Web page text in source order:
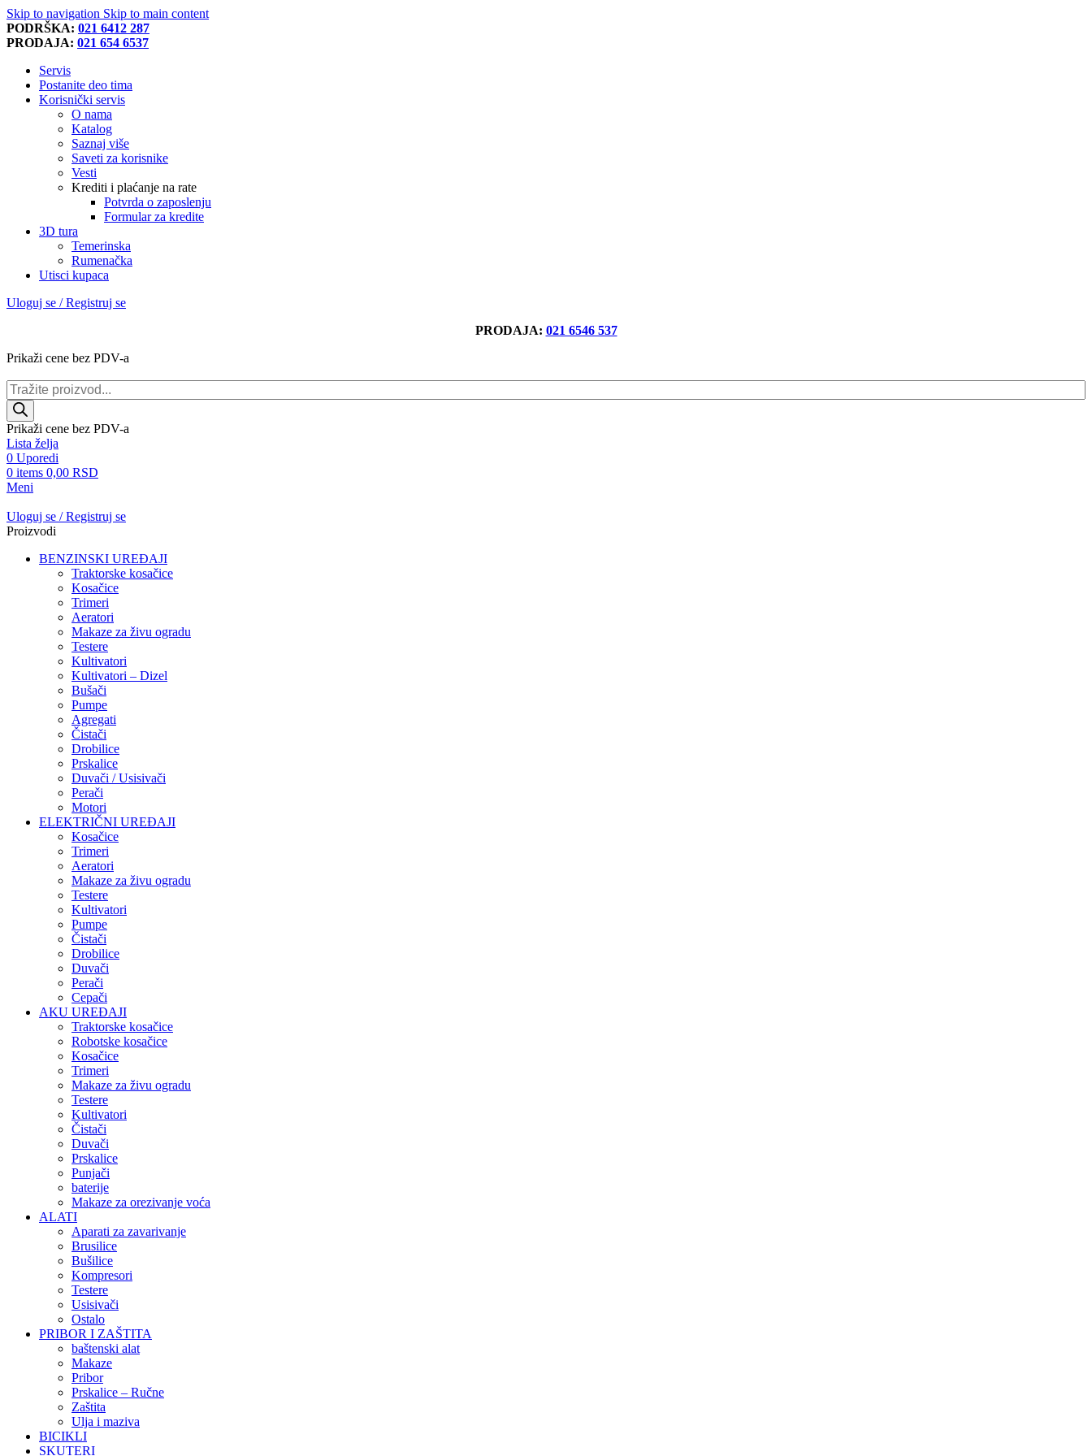
Skip to navigation Skip to main content
PODRŠKA: 021 6412 287
PRODAJA: 021 654 6537
Servis
Postanite deo tima
Korisnički servis
O nama
Katalog
Saznaj više
Saveti za korisnike
Vesti
Krediti i plaćanje na rate
Potvrda o zaposlenju
Formular za kredite
3D tura
Temerinska
Rumenačka
Utisci kupaca
Uloguj se / Registruj se
PRODAJA: 021 6546 537
Prikaži cene bez PDV-a
Products
search
Prikaži cene bez PDV-a
Lista želja
0 Uporedi
0 items 0,00 RSD
Meni
Uloguj se / Registruj se
Proizvodi
BENZINSKI UREĐAJI
Traktorske kosačice
Kosačice
Trimeri
Aeratori
Makaze za živu ogradu
Testere
Kultivatori
Kultivatori – Dizel
Bušači
Pumpe
Agregati
Čistači
Drobilice
Prskalice
Duvači / Usisivači
Perači
Motori
ELEKTRIČNI UREĐAJI
Kosačice
Trimeri
Aeratori
Makaze za živu ogradu
Testere
Kultivatori
Pumpe
Čistači
Drobilice
Duvači
Perači
Cepači
AKU UREĐAJI
Traktorske kosačice
Robotske kosačice
Kosačice
Trimeri
Makaze za živu ogradu
Testere
Kultivatori
Čistači
Duvači
Prskalice
Punjači
baterije
Makaze za orezivanje voća
ALATI
Aparati za zavarivanje
Brusilice
Bušilice
Kompresori
Testere
Usisivači
Ostalo
PRIBOR I ZAŠTITA
baštenski alat
Makaze
Pribor
Prskalice – Ručne
Zaštita
Ulja i maziva
BICIKLI
SKUTERI